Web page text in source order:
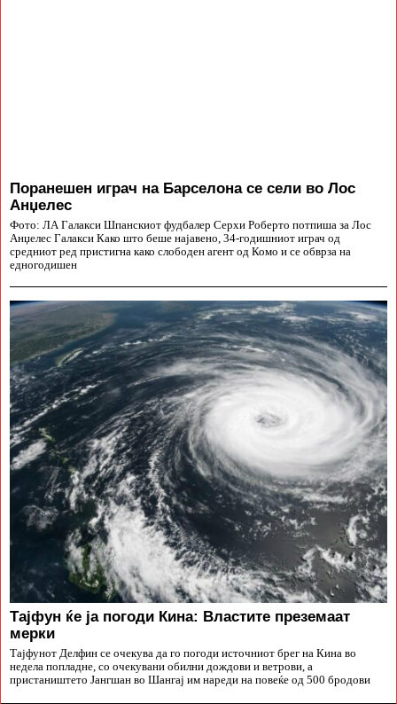
Поранешен играч на Барселона се сели во Лос
Анџелес
Фото: ЛА Галакси Шпанскиот фудбалер Серхи Роберто потпиша за Лос
Анџелес Галакси Како што беше најавено, 34-годишниот играч од
средниот ред пристигна како слободен агент од Комо и се обврза на
едногодишен
Тајфун ќе ја погоди Кина: Властите преземаат
мерки
Тајфунот Делфин се очекува да го погоди источниот брег на Кина во
недела попладне, со очекувани обилни дождови и ветрови, а
пристаништето Јангшан во Шангај им нареди на повеќе од 500 бродови